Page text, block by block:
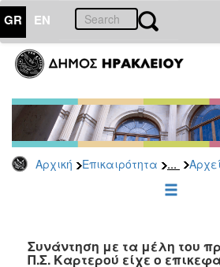
GR EN
Αρχική Επικαιρότητα ...
ΕΠΙΚΑΙΡΟΤΗΤΑ
Παρατάξεις
Αρχείο
ΕΠΙΣΚΕΠΤΗΣ
Συνάντηση με τα μέλη του
Π.Σ. Καρτερού είχε ο